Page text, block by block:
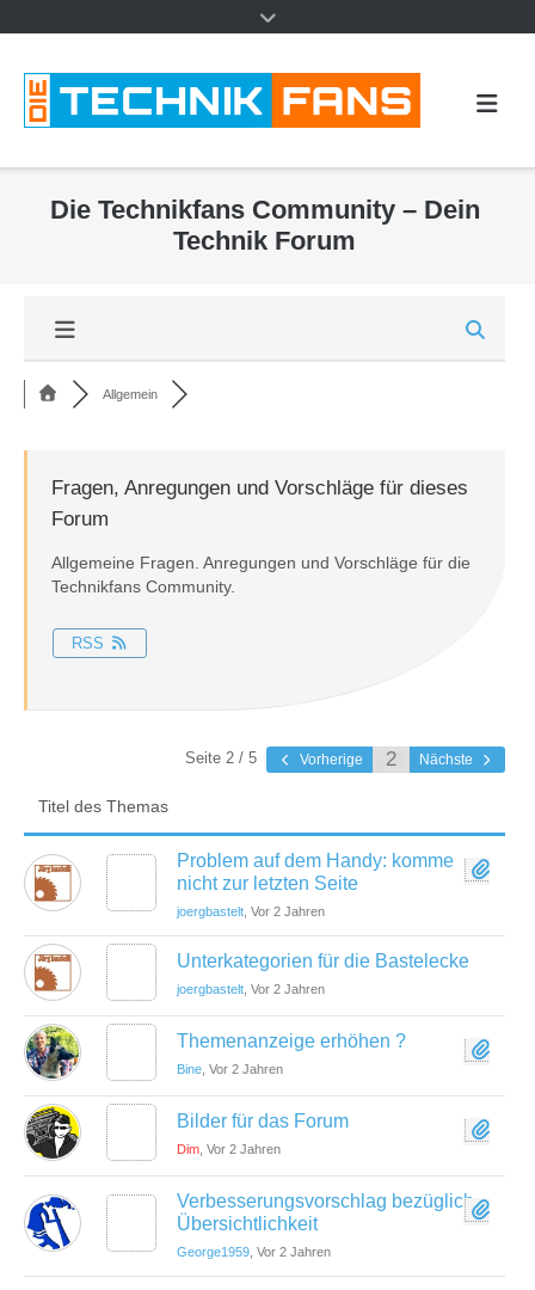
Die Technikfans Community – Dein
Technik Forum
Allgemein
Fragen, Anregungen und Vorschläge für dieses
Forum
Allgemeine Fragen. Anregungen und Vorschläge für die
Technikfans Community.
RSS
Seite 2 / 5 Vorherige Nächste
Titel des Themas
Problem auf dem Handy: komme
nicht zur letzten Seite
joergbastelt , Vor 2 Jahren
Unterkategorien für die Bastelecke
joergbastelt , Vor 2 Jahren
Themenanzeige erhöhen ?
Bine , Vor 2 Jahren
Bilder für das Forum
Dim , Vor 2 Jahren
Verbesserungsvorschlag bezüglich
Übersichtlichkeit
George1959 , Vor 2 Jahren